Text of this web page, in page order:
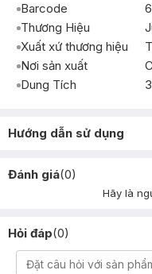
Barcode
Thương Hiệu
Xuất xứ thương hiệu
Nơi sản xuất
Dung Tích
Hướng dẫn sử dụng
Đánh giá(0)
Hãy là
Hỏi đáp(0)